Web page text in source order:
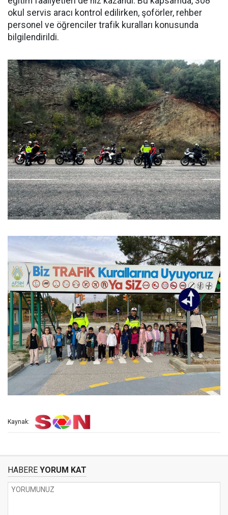
okul servis aracı kontrol edilirken, şoförler, rehber
personel ve öğrenciler trafik kuralları konusunda
bilgilendirildi.
Kaynak:
HABERE YORUM KAT